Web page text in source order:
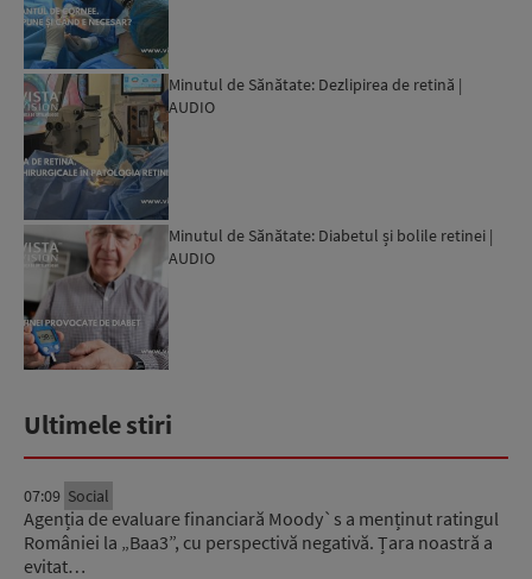
Minutul de Sănătate: Dezlipirea de retină |
AUDIO
Minutul de Sănătate: Diabetul și bolile retinei |
AUDIO
Ultimele stiri
07:09 Social
Agenția de evaluare financiară Moody`s a menținut ratingul
României la „Baa3”, cu perspectivă negativă. Țara noastră a
evitat…